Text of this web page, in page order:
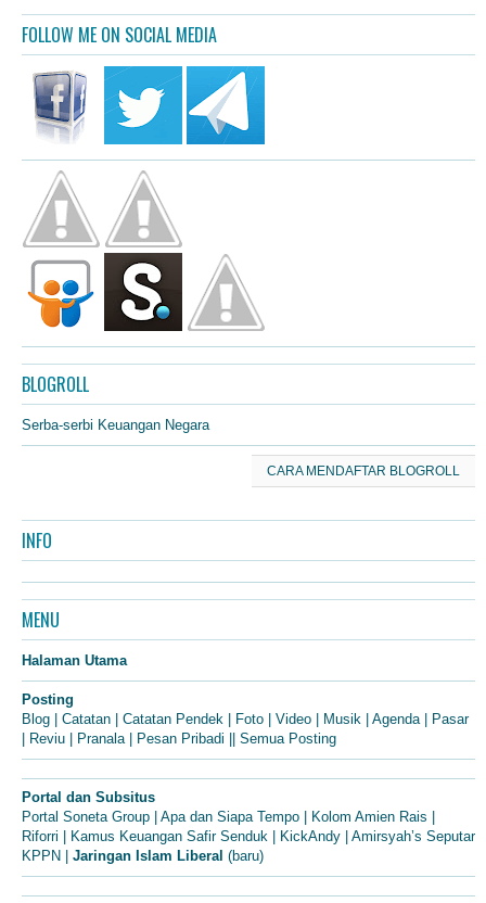
FOLLOW ME ON SOCIAL MEDIA
BLOGROLL
Serba-serbi Keuangan Negara
CARA MENDAFTAR BLOGROLL
INFO
MENU
Halaman Utama
Posting
Blog
Catatan Catatan Pendek Foto Video Musik Agenda|
Pasar
Reviu Pranala| Pesan Pribadi Semua Posting
Portal dan Subsitus
Portal Soneta Group
Apa dan Siapa Tempo Kolom Amien Rais
Riforri
Kamus Keuangan Safir Senduk KickAndy
Amirsyah’s Seputar
KPPN
Jaringan Islam Liberal (baru)